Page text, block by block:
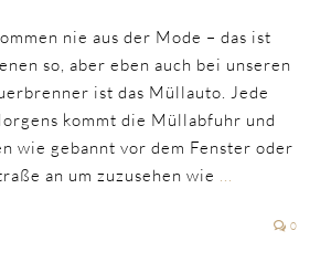
nie aus der Mode – das ist
so, aber eben auch bei unseren
ist das Müllauto. Jede
kommt die Müllabfuhr und
wie gebannt vor dem Fenster oder
an um zuzusehen wie
0